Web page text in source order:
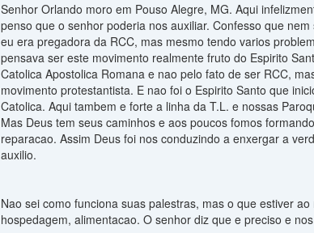
Senhor Orlando moro em Pouso Alegre, MG. Aqui
penso que o senhor poderia nos auxiliar. Confesso que
eu era pregadora da RCC, mas mesmo tendo varios
pensava ser este movimento realmente fruto do Espirito
Catolica Apostolica Romana e nao pelo fato de ser RCC,
movimento protestantista. E nao foi o Espirito Santo que
Catolica. Aqui tambem e forte a linha da T.L. e nossas
Mas Deus tem seus caminhos e aos poucos fomos
reparacao. Assim Deus foi nos conduzindo a enxergar a
auxilio.
Nao sei como funciona suas palestras, mas o que estiver
hospedagem, alimentacao. O senhor diz que e preciso e